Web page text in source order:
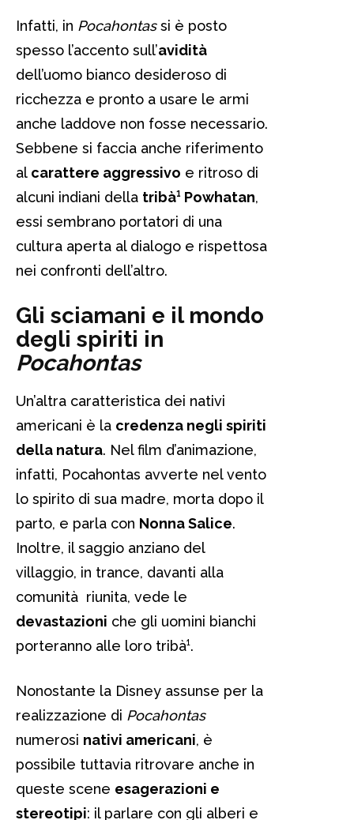
Infatti, in Pocahontassi è posto
spesso l’accento sull’avidità
dell’uomo bianco desideroso di
ricchezza e pronto a usare le armi
anche laddove non fosse necessario.
Sebbene si faccia anche riferimento
al carattere aggressivo e ritroso di
alcuni indiani della tribà¹ Powhatan,
essi sembrano portatori di una
cultura aperta al dialogo e rispettosa
nei confronti dell’altro.
Gli sciamani e il mondo
degli spiriti in
Pocahontas
Un’altra caratteristica dei nativi
americani è la credenza negli spiriti
della natura. Nel film d’animazione,
infatti, Pocahontas avverte nel vento
lo spirito di sua madre, morta dopo il
parto, e parla con Nonna Salice.
Inoltre, il saggio anziano del
villaggio, in trance, davanti alla
comunità riunita, vede le
devastazioni che gli uomini bianchi
porteranno alle loro tribà¹.
Nonostante la Disney assunse per la
realizzazione di Pocahontas
numerosi nativi americani, è
possibile tuttavia ritrovare anche in
queste scene esagerazioni e
stereotipi: il parlare con gli alberi e